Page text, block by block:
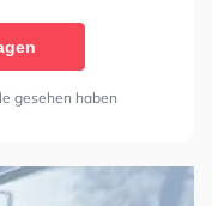
gesehen haben